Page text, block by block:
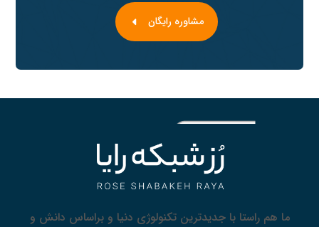
مشاوره رایگان
ما هم راستا با جدیدترین تکنولوژی دنیا و براساس دانش و